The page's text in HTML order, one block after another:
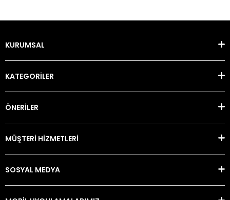
KURUMSAL
KATEGORİLER
ÖNERİLER
MÜŞTERİ HİZMETLERİ
SOSYAL MEDYA